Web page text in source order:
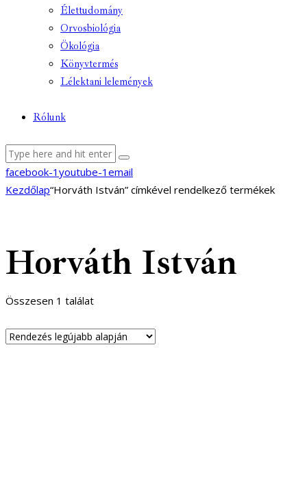
Élettudomány
Orvosbiológia
Ökológia
Könyvtermés
Lélektani lelemények
Rólunk
facebook-1 youtube-1 email
Kezdőlap“Horváth István” címkével rendelkező termékek
Horváth István
Összesen 1 találat